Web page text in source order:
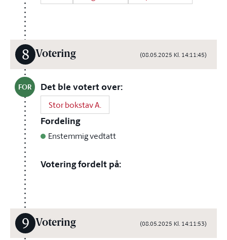
8 Votering (08.05.2025 Kl. 14:11:45)
FOR Det ble votert over:
Stor bokstav A.
Fordeling
Enstemmig vedtatt
Votering fordelt på:
9 Votering (08.05.2025 Kl. 14:11:53)